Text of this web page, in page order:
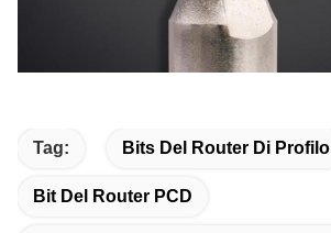
Tag: Bits Del Router Di Profilo
Bit Del Router PCD